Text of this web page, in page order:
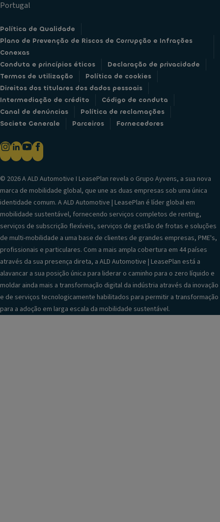
Portugal
Política de Qualidade
Plano de Prevenção de Riscos de Corrupção e Infrações
Conexas
Conduta e princípios éticos
Declaração de privacidade
Termos de utilização
Política de cookies
Direitos dos titulares dos dados pessoais
Intermediação de crédito
Código de conduta
Canal de denúncias
Política de reclamações
Societe Generale
Parceiros Fornecedores
© 2026 A ALD Automotive I LeasePlan revela o Grupo Ayvens, a sua nova
marca de mobilidade global, que une as duas empresas sob uma única
identidade comum. A ALD Automotive | LeasePlan é líder global em
mobilidade sustentável, fornecendo serviços completos de renting,
serviços de subscrição flexíveis, serviços de gestão de frotas e soluções
de multi-mobilidade a uma base de clientes de grandes empresas, PME's,
profissionais e particulares. Com a mais ampla cobertura em 44 países
através da sua presença direta, a ALD Automotive | LeasePlan está a
alavancar a sua posição única para liderar o caminho para o zero líquido e
moldar ainda mais a transformação digital da indústria através da inovação
e de serviços tecnologicamente habilitados para permitir a transformação
para a adoção em larga escala da mobilidade sustentável.